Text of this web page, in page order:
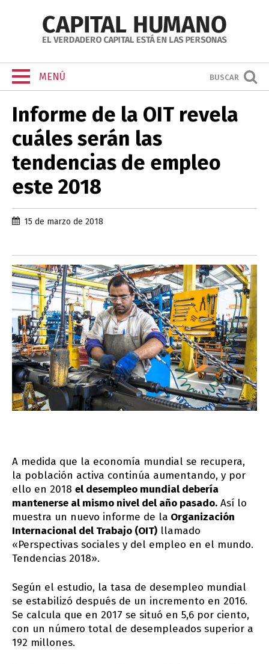
MENÚ BUSCAR
Informe de la OIT revela
cuáles serán las
tendencias de empleo
este 2018
15 de marzo de 2018
A medida que la economía mundial se recupera,
la población activa continúa aumentando, y por
ello en 2018 el desempleo mundial debería
mantenerse al mismo nivel del año pasado. Así lo
muestra un nuevo informe de la Organización
Internacional del Trabajo (OIT) llamado
«Perspectivas sociales y del empleo en el mundo.
Tendencias 2018».
Según el estudio, la tasa de desempleo mundial
se estabilizó después de un incremento en 2016.
Se calcula que en 2017 se situó en 5,6 por ciento,
con un número total de desempleados superior a
192 millones.